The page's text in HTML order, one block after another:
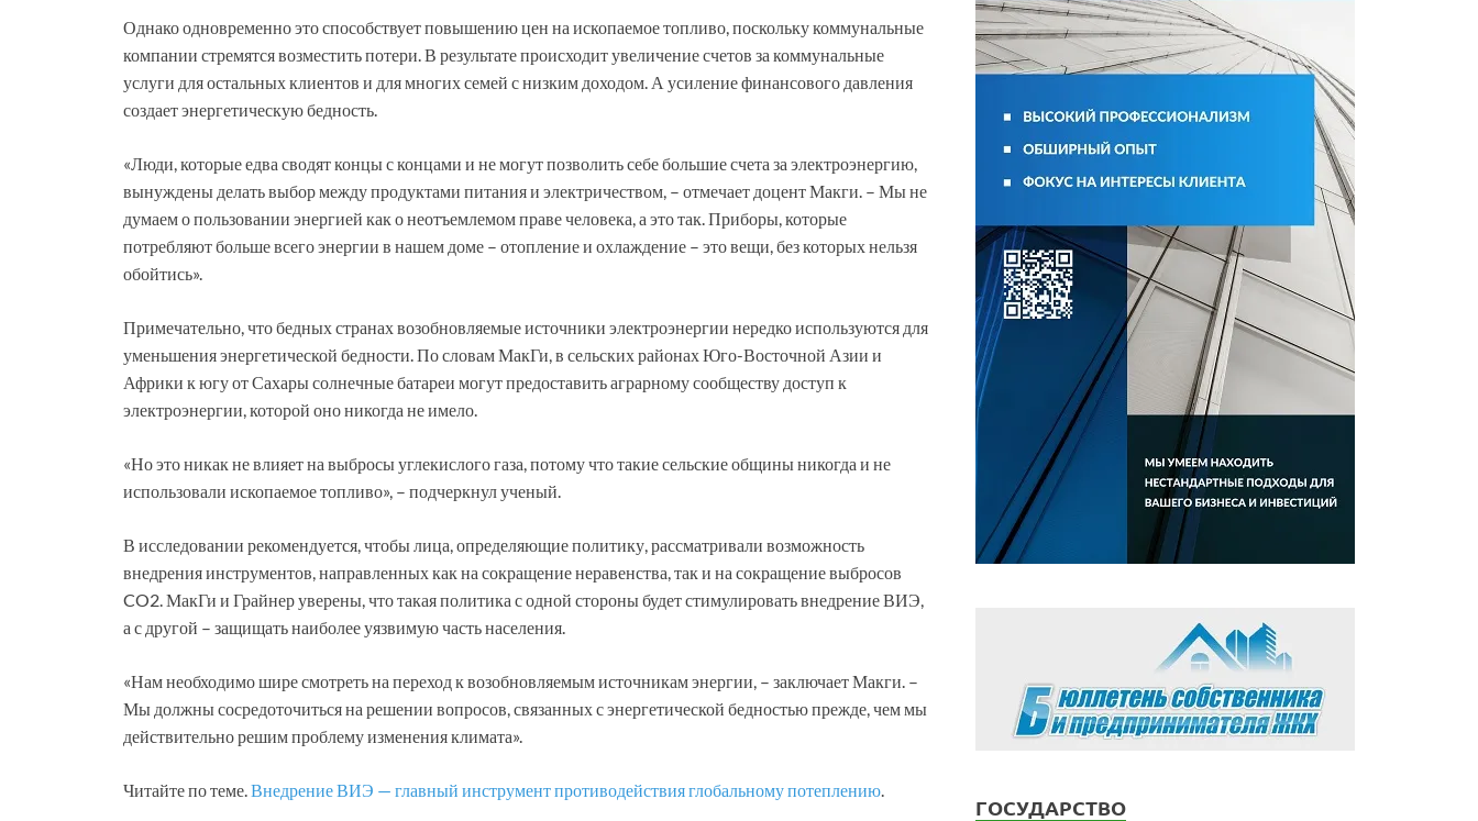
Однако одновременно это способствует повышению цен на ископаемое топливо, поскольку коммунальные
компании стремятся возместить потери. В результате происходит увеличение счетов за коммунальные
услуги для остальных клиентов и для многих семей с низким доходом. А усиление финансового давления
создает энергетическую бедность.
«Люди, которые едва сводят концы с концами и не могут позволить себе большие счета за электроэнергию,
вынуждены делать выбор между продуктами питания и электричеством, – отмечает доцент Макги. – Мы не
думаем о пользовании энергией как о неотъемлемом праве человека, а это так. Приборы, которые
потребляют больше всего энергии в нашем доме – отопление и охлаждение – это вещи, без которых нельзя
обойтись».
Примечательно, что бедных странах возобновляемые источники электроэнергии нередко используются для
уменьшения энергетической бедности. По словам МакГи, в сельских районах Юго-Восточной Азии и
Африки к югу от Сахары солнечные батареи могут предоставить аграрному сообществу доступ к
электроэнергии, которой оно никогда не имело.
«Но это никак не влияет на выбросы углекислого газа, потому что такие сельские общины никогда и не
использовали ископаемое топливо», – подчеркнул ученый.
В исследовании рекомендуется, чтобы лица, определяющие политику, рассматривали возможность
внедрения инструментов, направленных как на сокращение неравенства, так и на сокращение выбросов
CO2. МакГи и Грайнер уверены, что такая политика с одной стороны будет стимулировать внедрение ВИЭ,
а с другой – защищать наиболее уязвимую часть населения.
«Нам необходимо шире смотреть на переход к возобновляемым источникам энергии, – заключает Макги. –
Мы должны сосредоточиться на решении вопросов, связанных с энергетической бедностью прежде, чем мы
действительно решим проблему изменения климата».
Читайте по теме.Внедрение ВИЭ — главный инструмент противодействия глобальному потеплению.
ГОСУДАРСТВО